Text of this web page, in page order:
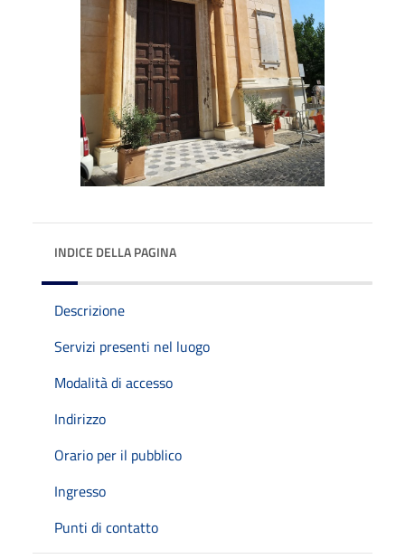
INDICE DELLA PAGINA
Descrizione
Servizi presenti nel luogo
Modalità di accesso
Indirizzo
Orario per il pubblico
Ingresso
Punti di contatto